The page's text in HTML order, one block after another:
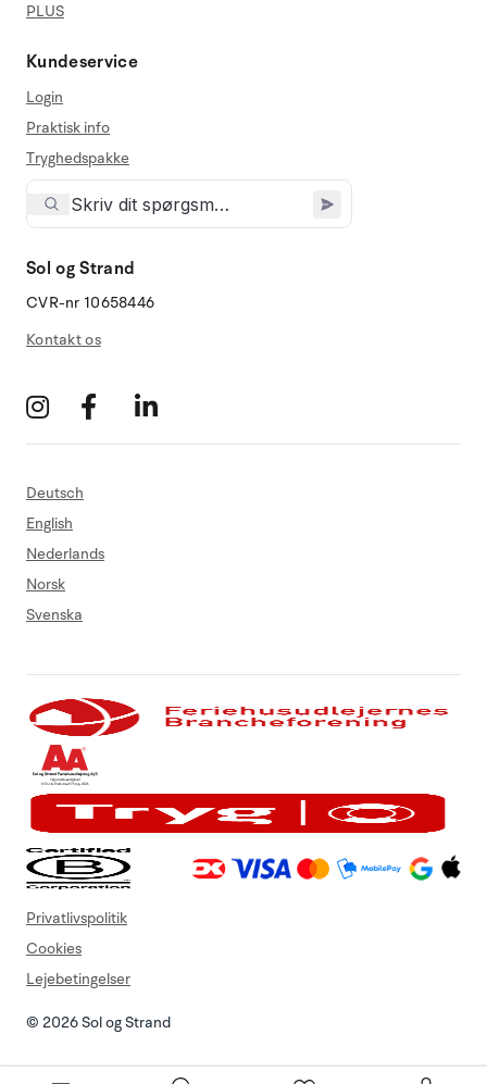
PLUS
Kundeservice
Login
Praktisk info
Tryghedspakke
Sol og Strand
CVR-nr 10658446
Kontakt os
Deutsch
English
Nederlands
Norsk
Svenska
© 2026 Sol og Strand
Privatlivspolitik
Cookies
Lejebetingelser